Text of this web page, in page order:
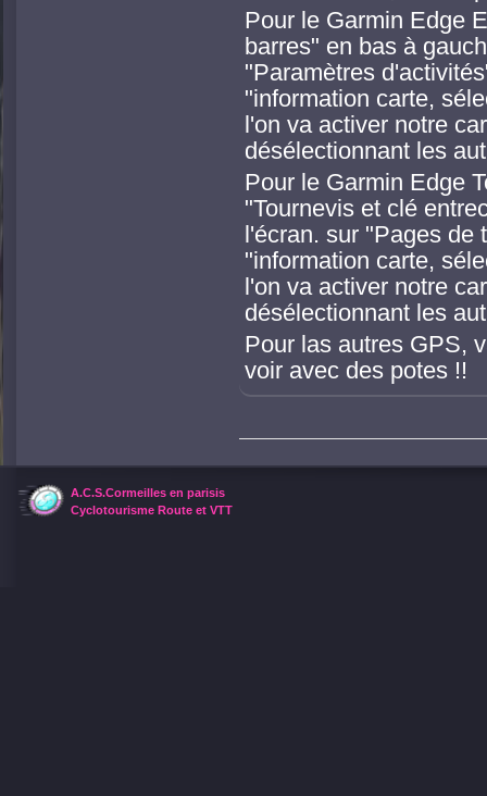
Pour le Garmin Edge
barres" en bas à
"Paramètres
"information carte,
l'on va activer notre
désélectionnant les
Pour le Garmin Edge
"Tournevis et clé
l'écran. sur "Pages de
"information carte,
l'on va activer notre
désélectionnant les
Pour las autres GPS,
voir avec des potes !!
A.C.S.Cormeilles en parisis
Cyclotourisme Route et VTT